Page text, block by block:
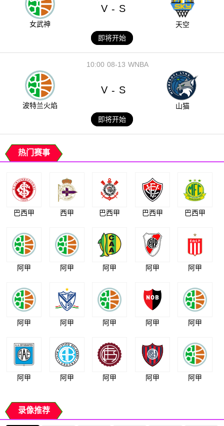
女武神
V - S
天空
即将开始
08-13
10:00 WNBA
波特兰火焰
V - S
山猫
即将开始
热门赛事
巴西甲 西甲 巴西甲 巴西甲 巴西甲
阿甲 阿甲 阿甲 阿甲 阿甲
阿甲 阿甲 阿甲 阿甲 阿甲
阿甲 阿甲 阿甲 阿甲 阿甲
录像推荐